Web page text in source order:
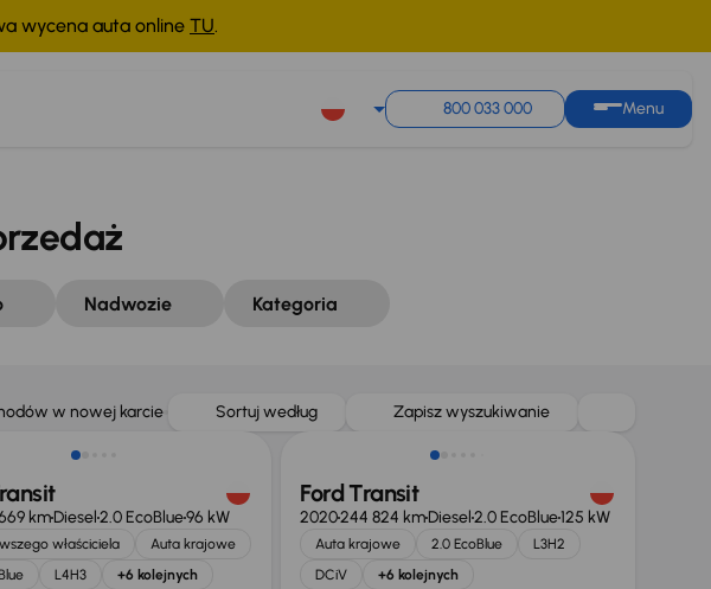
wycena auta online TU.
800 033 000 Menu
Nadwozie Kategoria
w nowej karcie Sortuj według Zapisz wyszukiwanie
odliczenia VAT
kmDiesel2.0 EcoBlue96 kW
właściciela
Auta krajowe
L4H3 +6 kolejnych
Taniej o 1 000 zł
Ford Transit
2020244 824 kmDiesel2.0 EcoBlue125 kW
Auta krajowe 2.0 EcoBlue
L3H2
DCiV
+6 kolejnych